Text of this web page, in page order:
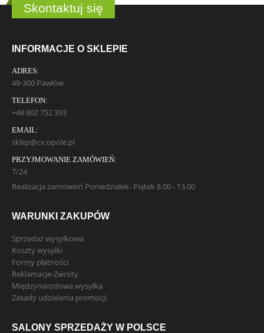
Skontaktuj się
INFORMACJE O SKLEPIE
ADRES:
49-300 Pawłów
TELEFON:
+48 602 752 393
EMAIL:
sklep@cv.opole.pl
PRZYJMOWANIE ZAMÓWIEŃ:
7/24
Realizacja zamówień Poniedziałek- Piątek 8.00 - 13.00
WARUNKI ZAKUPÓW
Sprzedaż wysyłkowa
Koszty wysyłki
Formy płatności
Reklamacje-Zwroty
Międzynarodowa wysyłka
Zasady udzielania promocji
SALONY SPRZEDAŻY W POLSCE